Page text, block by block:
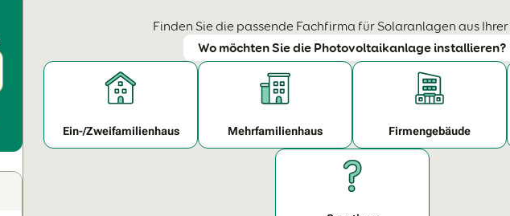
Finden Sie die passende Fachfirma für Solaranlagen aus
Wo möchten Sie die Photovoltaikanlage installieren?
Ein-/Zweifamilienhaus Mehrfamilienhaus Firmengebäude